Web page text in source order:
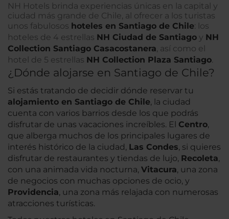
NH Hotels brinda experiencias únicas en la capital y
ciudad más grande de Chile, al ofrecer a los turistas
unos fabulosos hoteles en Santiago de Chile: los
hoteles de 4 estrellas NH Ciudad de Santiago y NH
Collection Santiago Casacostanera , así como el
hotel de 5 estrellas NH Collection Plaza Santiago
¿Dónde alojarse en Santiago de Chile?
Si estás tratando de decidir dónde reservar tu
alojamiento en Santiago de Chile, la ciudad
cuenta con varios barrios desde los que podrás
disfrutar de unas vacaciones increíbles. El Centro,
que alberga muchos de los principales lugares de
interés histórico de la ciudad, Las Condes, si quieres
disfrutar de restaurantes y tiendas de lujo, Recoleta,
con una animada vida nocturna, Vitacura, una zona
de negocios con muchas opciones de ocio, y
Providencia, una zona más relajada con numerosas
atracciones turísticas.